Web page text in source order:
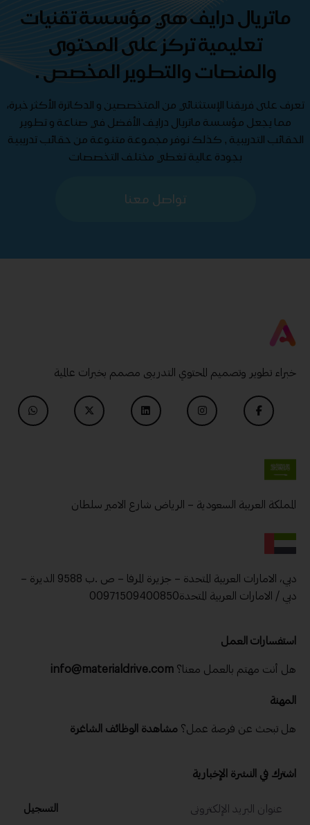
ماتريال درايف هي مؤسسة تقنيات
تعليمية تركز على المحتوى
والمنصات والتطوير المخصص .
تعرف على فريقنا الإستثنائي من المتخصصين و الدكاترة الأكثر خبرة،
مما يجعل مؤسسة ماتريال درايف الأفضل في صناعة و تطوير
الحقائب التدريبية , كذلك نوفر مجموعة متنوعة من حقائب تدريبية
بجودة عالية تغطي مختلف التخصصات
تواصل معنا
خبراء تطوير وتصميم المحتوي التدريبى مصمم بخبرات عالمية
المملكة العربية السعودية – الرياض شارع الامير سلطان
دبي، الامارات العربية المتحدة – جزيرة المرفا – ص .ب 9588 الديرة –
دبي / الامارات العربية المتحدة00971509400850
استفسارات العمل
هل أنت مهتم بالعمل معنا؟ info@materialdrive.com
المهنة
هل تبحث عن فرصة عمل؟ مشاهدة الوظائف الشاغرة
اشترك في النشرة الإخبارية
التسجيل